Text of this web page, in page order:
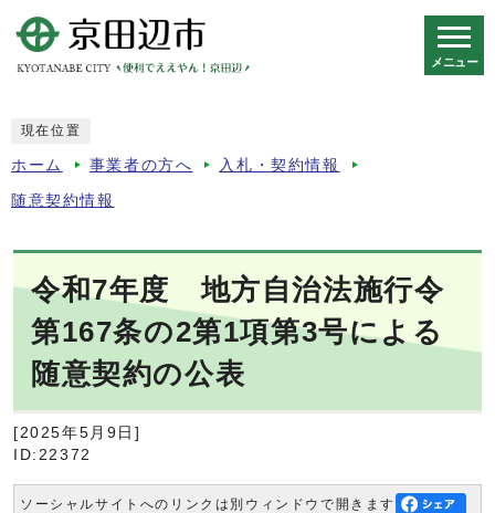
メニュー
現在位置
ホーム 事業者の方へ 入札・契約情報
随意契約情報
令和7年度 地方自治法施行令
第167条の2第1項第3号による
随意契約の公表
[2025年5月9日]
ID:22372
ソーシャルサイトへのリンクは別ウィンドウで開きます